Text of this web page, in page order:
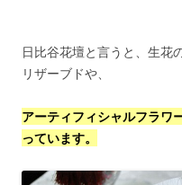
日比谷花壇と言うと、生花
リザーブドや、
アーティフィシャルフラワ
っています。